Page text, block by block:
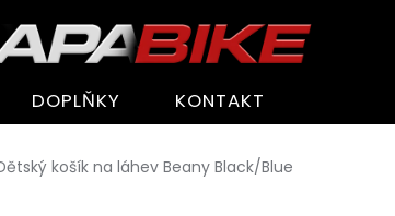
DOPLŇKY KONTAKT
košík na láhev Beany Black/Blue